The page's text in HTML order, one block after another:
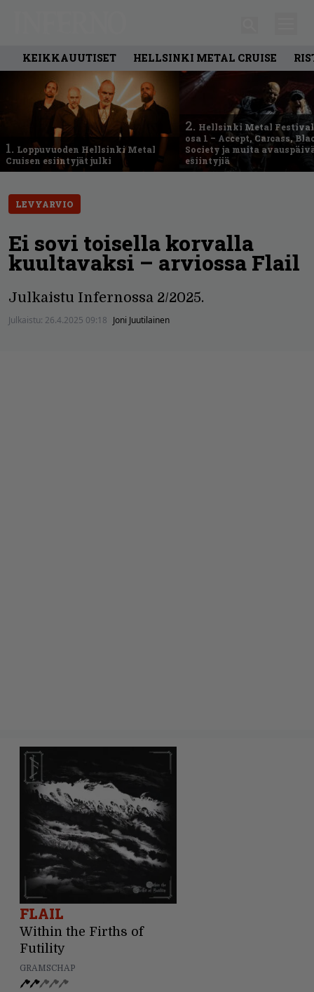
KEIKKAUUTISET HELLSINKI METAL CRUISE
1. Loppuvuoden Hellsinki Metal
Cruisen esiintyjät julki
2. Hellsinki Metal
osa 1 – Accept, Carcass,
Society ja muita
esiintyjiä
LEVYARVIO
Ei sovi toisella korvalla
kuul­tavaksi – arviossa Flail
Julkaistu Infernossa 2/2025.
Julkaistu: 26.4.2025 09:18 Joni Juutilainen
FLAIL
Within the Firths of
Futility
GRAMSCHAP